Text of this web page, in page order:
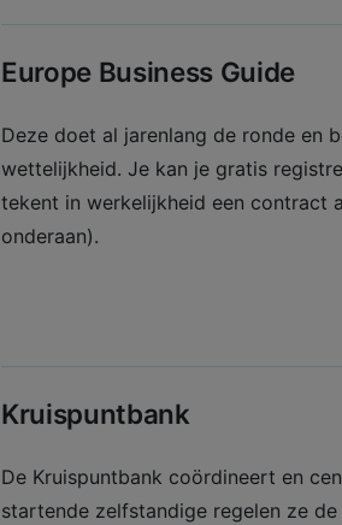
Europe Business Guide
Deze doet al jarenlang de ronde en
wettelijkheid. Je kan je gratis
tekent in werkelijkheid een contract
onderaan).
Kruispuntbank
De Kruispuntbank coördineert en
startende zelfstandige regelen ze